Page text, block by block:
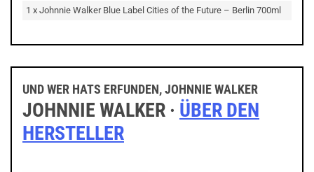
1 x Johnnie Walker Blue Label Cities of the Future – Berlin 700ml
UND WER HATS ERFUNDEN, JOHNNIE WALKER
JOHNNIE WALKER · ÜBER DEN
HERSTELLER